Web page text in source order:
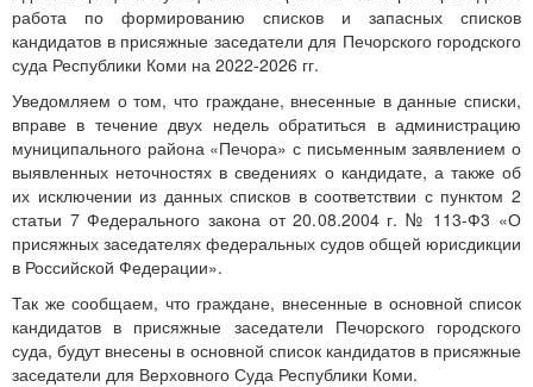
работа по формированию списков и запасных списков
кандидатов в присяжные заседатели для Печорского городского
суда Республики Коми на 2022-2026 гг.
Уведомляем о том, что граждане, внесенные в данные списки,
вправе в течение двух недель обратиться в администрацию
муниципального района «Печора» с письменным заявлением о
выявленных неточностях в сведениях о кандидате, а также об
их исключении из данных списков в соответствии с пунктом 2
статьи 7 Федерального закона от 20.08.2004 г. № 113-Ф3 «О
присяжных заседателях федеральных судов общей юрисдикции
в Российской Федерации».
Так же сообщаем, что граждане, внесенные в основной список
кандидатов в присяжные заседатели Печорского городского
суда, будут внесены в основной список кандидатов в присяжные
заседатели для Верховного Суда Республики Коми.